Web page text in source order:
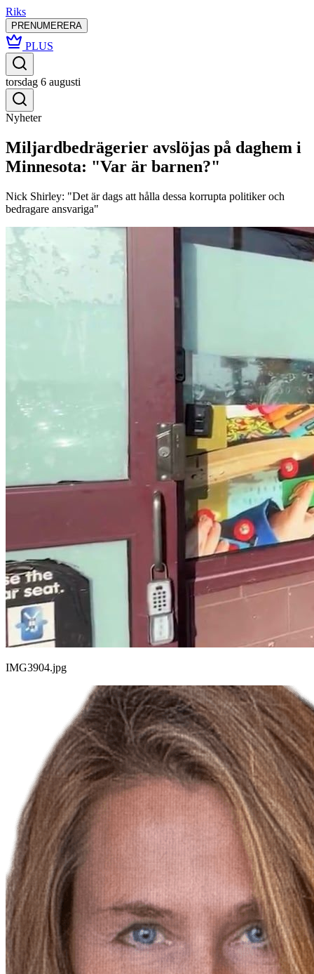
Riks
PRENUMERERA
PLUS
torsdag 6 augusti
Nyheter
Miljardbedrägerier avslöjas på daghem i
Minnesota: "Var är barnen?"
Nick Shirley: "Det är dags att hålla dessa korrupta politiker och
bedragare ansvariga"
IMG3904.jpg